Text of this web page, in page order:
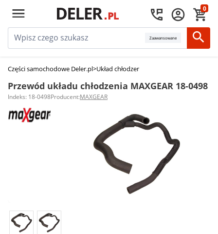
0
Zaawansowane
Części samochodowe Deler.pl>Układ chłodzenia silnika
Przewód układu chłodzenia MAXGEAR 18-0498
Indeks: 18-0498Producent:MAXGEAR